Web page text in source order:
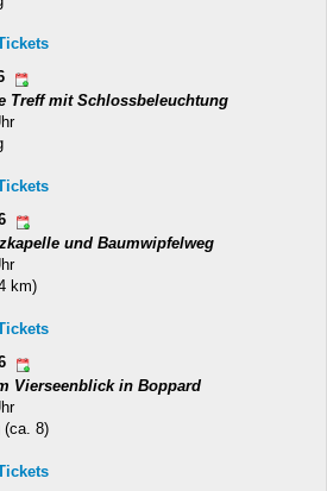
Treff mit Schlossbeleuchtung
und Baumwipfelweg
km)
Vierseenblick in Boppard
(ca. 8)